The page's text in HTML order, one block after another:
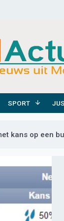
SPORT
kans op een